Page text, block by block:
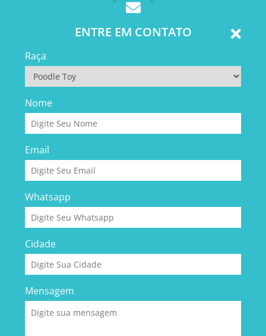
ENTRE EM CONTATO
Raça
Nome
Email
Whatsapp
Cidade
Mensagem